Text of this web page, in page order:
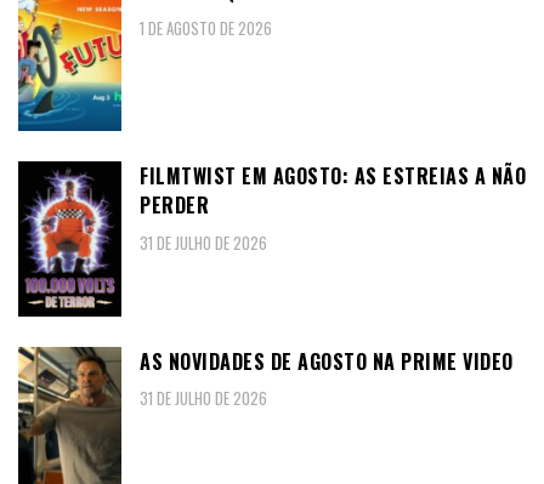
1 DE AGOSTO DE 2026
FILMTWIST EM AGOSTO: AS ESTREIAS A NÃO
PERDER
31 DE JULHO DE 2026
AS NOVIDADES DE AGOSTO NA PRIME VIDEO
31 DE JULHO DE 2026